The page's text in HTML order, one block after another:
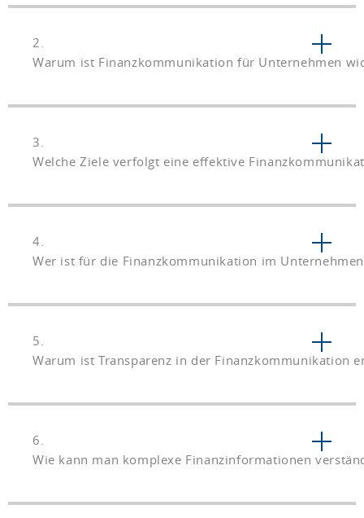
2.
Warum ist Finanzkommunikation für Unternehmen
3.
Welche Ziele verfolgt eine effektive
4.
Wer ist für die Finanzkommunikation im
5.
Warum ist Transparenz in der Finanzkommunikation
6.
Wie kann man komplexe Finanzinformationen